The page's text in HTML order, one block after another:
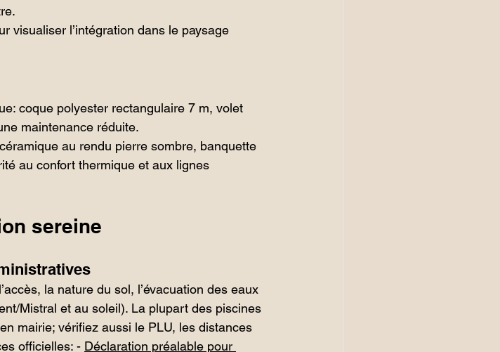
visualiser l’intégration dans le paysage
coque polyester rectangulaire 7 m, volet
maintenance réduite.
au rendu pierre sombre, banquette
au confort thermique et aux lignes
sereine
la nature du sol, l’évacuation des eaux
Mistral et au soleil). La plupart des piscines
mairie; vérifiez aussi le PLU, les distances
officielles: - Déclaration préalable pour